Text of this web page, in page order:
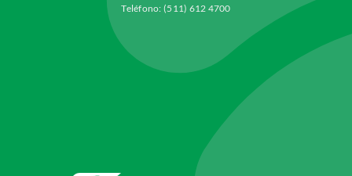
Teléfono: (511) 612 4700